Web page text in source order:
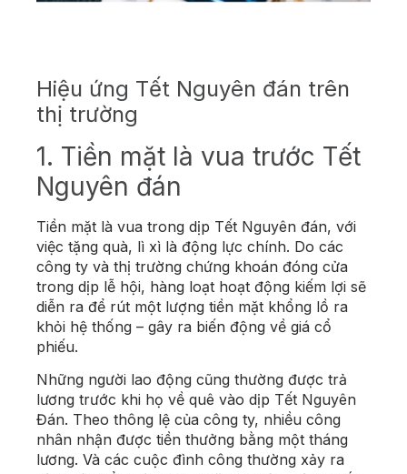
Hiệu ứng Tết Nguyên đán trên
thị trường
1. Tiền mặt là vua trước Tết
Nguyên đán
Tiền mặt là vua trong dịp Tết Nguyên đán, với
việc tặng quà, lì xì là động lực chính. Do các
công ty và thị trường chứng khoán đóng cửa
trong dịp lễ hội, hàng loạt hoạt động kiếm lợi sẽ
diễn ra để rút một lượng tiền mặt khổng lồ ra
khỏi hệ thống – gây ra biến động về giá cổ
phiếu.
Những người lao động cũng thường được trả
lương trước khi họ về quê vào dịp Tết Nguyên
Đán. Theo thông lệ của công ty, nhiều công
nhân nhận được tiền thưởng bằng một tháng
lương. Và các cuộc đình công thường xảy ra